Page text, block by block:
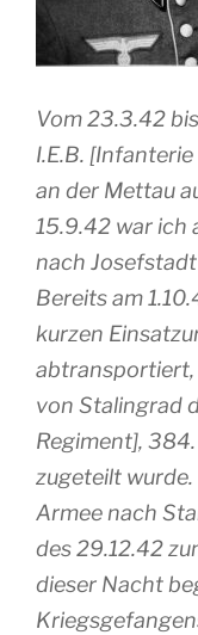
Vom 23.3.42
I.E.B.
an der Mettau
15.9.42 war ich
nach
Bereits am
kurzen
abtransportiert,
von Stalingrad
Regiment],
zugeteilt
Armee nach
des 29.12.42
dieser Nacht